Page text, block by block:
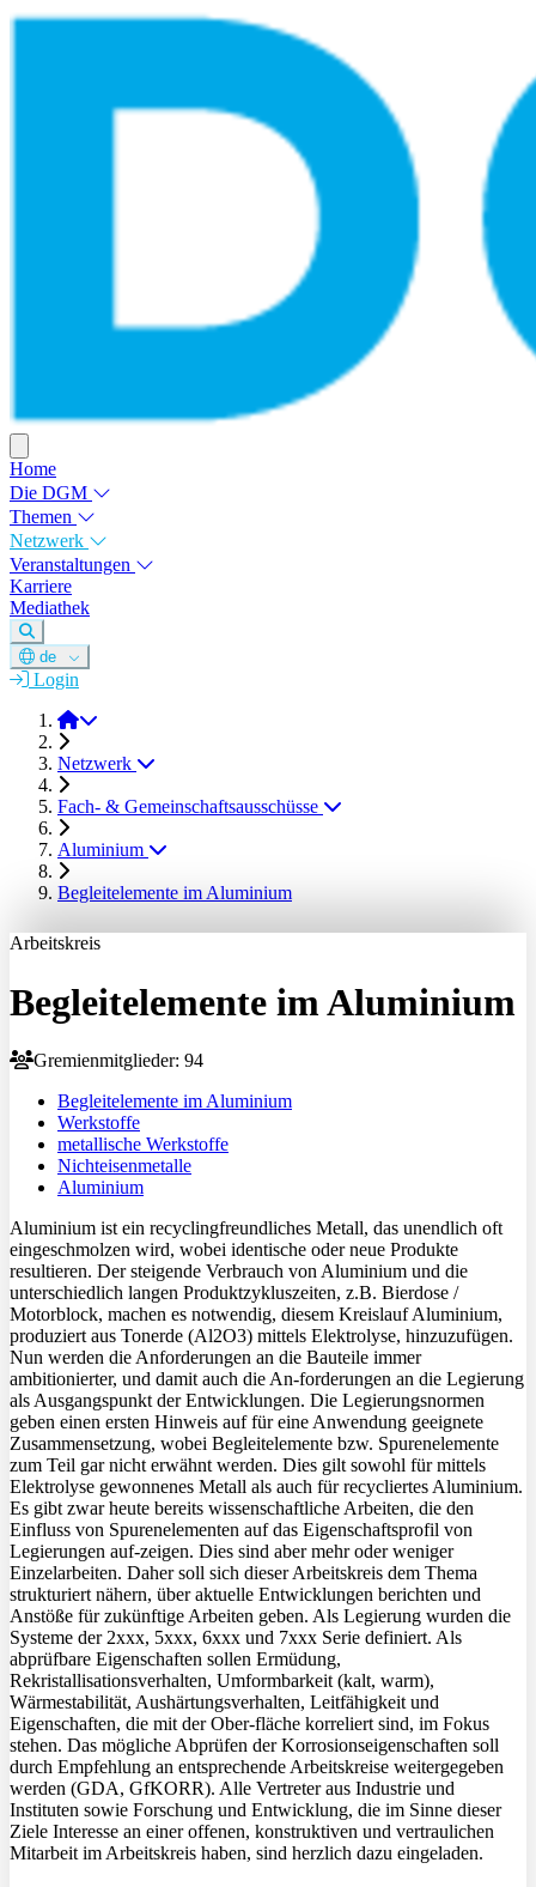
Home
Die DGM
Themen
Netzwerk
Veranstaltungen
Karriere
Mediathek
de
Login
DGM e.V.
Netzwerk
Fach- & Gemeinschaftsausschüsse
Aluminium
Begleitelemente im Aluminium
Arbeitskreis
Begleitelemente im Aluminium
Gremienmitglieder: 94
Begleitelemente im Aluminium
Werkstoffe
metallische Werkstoffe
Nichteisenmetalle
Aluminium
Aluminium ist ein recyclingfreundliches Metall, das unendlich oft
eingeschmolzen wird, wobei identische oder neue Produkte
resultieren. Der steigende Verbrauch von Aluminium und die
unterschiedlich langen Produktzykluszeiten, z.B. Bierdose /
Motorblock, machen es notwendig, diesem Kreislauf Aluminium,
produziert aus Tonerde (Al2O3) mittels Elektrolyse, hinzuzufügen.
Nun werden die Anforderungen an die Bauteile immer
ambitionierter, und damit auch die An-forderungen an die Legierung
als Ausgangspunkt der Entwicklungen. Die Legierungsnormen
geben einen ersten Hinweis auf für eine Anwendung geeignete
Zusammensetzung, wobei Begleitelemente bzw. Spurenelemente
zum Teil gar nicht erwähnt werden. Dies gilt sowohl für mittels
Elektrolyse gewonnenes Metall als auch für recycliertes Aluminium.
Es gibt zwar heute bereits wissenschaftliche Arbeiten, die den
Einfluss von Spurenelementen auf das Eigenschaftsprofil von
Legierungen auf-zeigen. Dies sind aber mehr oder weniger
Einzelarbeiten. Daher soll sich dieser Arbeitskreis dem Thema
strukturiert nähern, über aktuelle Entwicklungen berichten und
Anstöße für zukünftige Arbeiten geben. Als Legierung wurden die
Systeme der 2xxx, 5xxx, 6xxx und 7xxx Serie definiert. Als
abprüfbare Eigenschaften sollen Ermüdung,
Rekristallisationsverhalten, Umformbarkeit (kalt, warm),
Wärmestabilität, Aushärtungsverhalten, Leitfähigkeit und
Eigenschaften, die mit der Ober-fläche korreliert sind, im Fokus
stehen. Das mögliche Abprüfen der Korrosionseigenschaften soll
durch Empfehlung an entsprechende Arbeitskreise weitergegeben
werden (GDA, GfKORR). Alle Vertreter aus Industrie und
Instituten sowie Forschung und Entwicklung, die im Sinne dieser
Ziele Interesse an einer offenen, konstruktiven und vertraulichen
Mitarbeit im Arbeitskreis haben, sind herzlich dazu eingeladen.